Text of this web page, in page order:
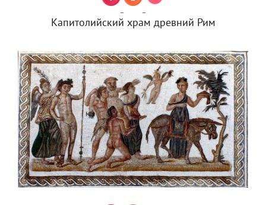
Капитолийский храм древний Рим